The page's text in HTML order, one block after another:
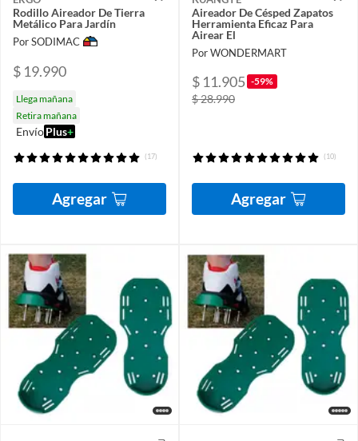
Rodillo Aireador De Tierra
Metálico Para Jardín
Por SODIMAC
$ 19.990
Llega mañana
Retira mañana
EnvíoPlus+
(17)
Agregar
Aireador De Césped Zapatos
Herramienta Eficaz Para
Airear El
Por WONDERMART
$ 11.905 -59%
$ 28.990
(10)
Agregar